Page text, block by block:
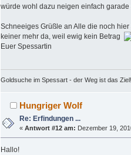
würde wohl dazu neigen einfach garade
Schneeiges Grüßle an Alle die noch
keiner mehr da, weil ewig kein Betrag
Euer Spessartin
Goldsuche im Spessart - der Weg ist das Ziel!
Hungriger Wolf
Re: Erfindungen ...
«Antwort #12 am: Dezember 19,
Hallo!